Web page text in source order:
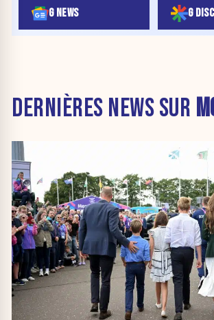
G NEWS G
DERNIÈRES NEWS SUR